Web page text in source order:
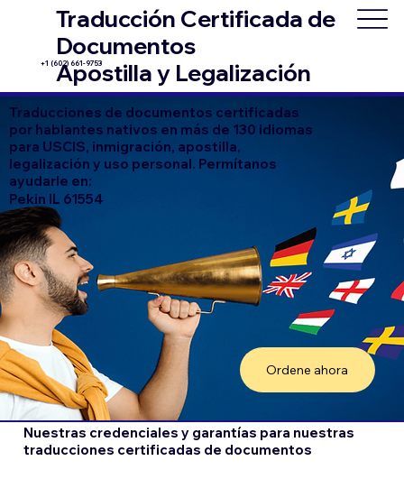
Traducción Certificada de
Documentos
Apostilla y Legalización
+1 (602) 661-9753
Traducciones de documentos certificadas
por hablantes nativos en más de 130 idiomas
para USCIS, inmigración, apostilla,
legalización y uso personal. Permítanos
ayudarle en:
Pekin IL 61554
Ordene ahora
Nuestras credenciales y garantías para nuestras
traducciones certificadas de documentos